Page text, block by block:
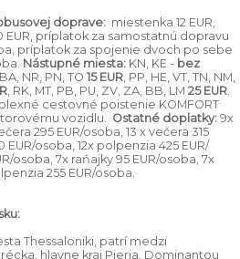
doprave: miestenka 12 EUR,
príplatok za samostatnú dopravu
príplatok za spojenie dvoch po sebe
Nástupné miesta: KN, KE - bez
, BA, NR, PN, TO 15 EUR , PP, HE, VT, TN, NM,
, RK, MT, PB, PU, ZV, ZA, BB, LM 25 EUR
cestovné poistenie KOMFORT
vozidlu. Ostatné doplatky: 9x
295 EUR/osoba, 13 x večera 315
osoba, 12x polpenzia 425 EUR/
osoba, 7x raňajky 95 EUR/osoba, 7x
255 EUR/osoba.
Thessaloniki, patrí medzi
hlavne kraj Pieria. Dominantou